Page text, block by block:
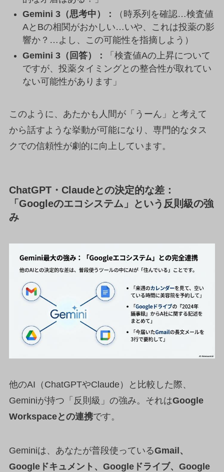
Gemini 3（思考中）：
（時系列を確認…検査値
AとBの相関がおかしい…いや、これは投薬の影
響か？…よし、この可能性を指摘しよう）
Gemini 3（回答）：
「検査値Aの上昇について
ですが、投薬タイミングとの整合性が取れてい
ない可能性があります」
このように、あたかも人間が「うーん」と考えて
から話すような挙動が可能になり、専門的なタス
クでの信頼性が劇的に向上しています。
ChatGPT・Claudeとの決定的な差：
「Googleのエコシステム」という反則級の強
み
他のAI（ChatGPTやClaude）と比較した際、
Geminiが持つ「反則級」の強み。それはGoogle
Workspaceとの連携です。
Geminiは、あなたが普段使っているGmail、
Googleドキュメント、Googleドライブ、Google